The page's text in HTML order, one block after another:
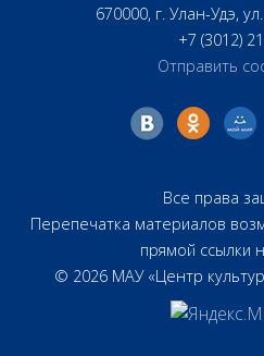
670000, г. Улан-Удэ,
+7 (3012)
Отправить
Все права
Перепечатка материалов
прямой ссылки
© 2026 МАУ «Центр